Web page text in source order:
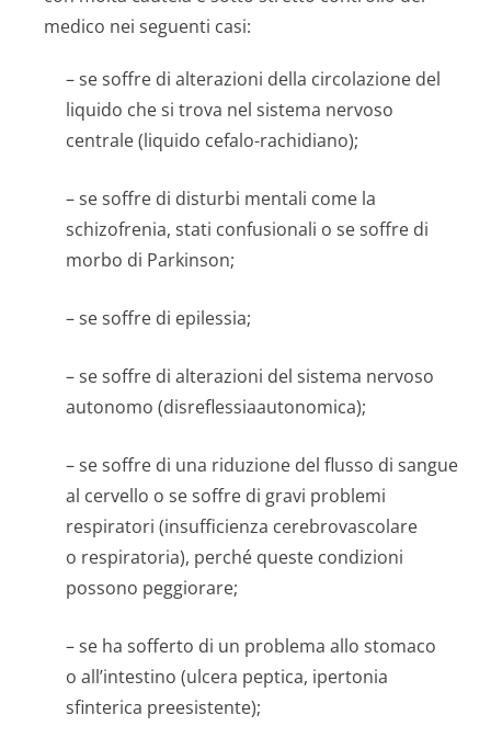
medico nei seguenti casi:
– se soffre di alterazioni della circolazione del
liquido che si trova nel sistema nervoso
centrale (liquido cefalo-rachidiano);
– se soffre di disturbi mentali come la
schizofrenia, stati confusionali o se soffre di
morbo di Parkinson;
– se soffre di epilessia;
– se soffre di alterazioni del sistema nervoso
autonomo (disreflessia­autonomica);
– se soffre di una riduzione del flusso di sangue
al cervello o se soffre di gravi problemi
respiratori (insufficienza cerebrovascolare
o respiratoria), perché queste condizioni
possono peggiorare;
– se ha sofferto di un problema allo stomaco
o all’intestino (ulcera peptica, ipertonia
sfinterica preesistente);